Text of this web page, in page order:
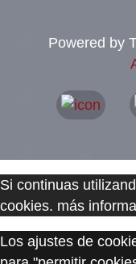
Powered by
Si continuas
cookies. más
Los ajustes de